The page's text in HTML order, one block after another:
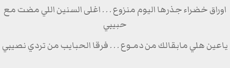
اوراق خضراء جذرها اليوم منزوع . . . اغلى السنين اللي مضت مع
حبيبي
ياعين هلي مابقالك من دمـوع . . . فرقا الحبايب من تردي نصيبي